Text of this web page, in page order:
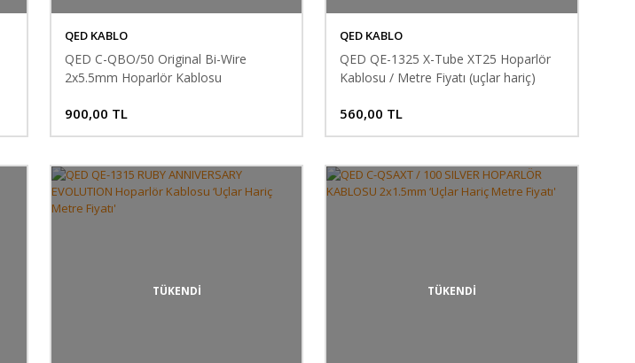
QED KABLO
QED C-QBO/50 Original Bi-Wire
2x5.5mm Hoparlör Kablosu
900,00 TL
QED KABLO
QED QE-1325 X-Tube XT25 Hoparlör
Kablosu / Metre Fiyatı (uçlar hariç)
560,00 TL
TÜKENDİ TÜKENDİ